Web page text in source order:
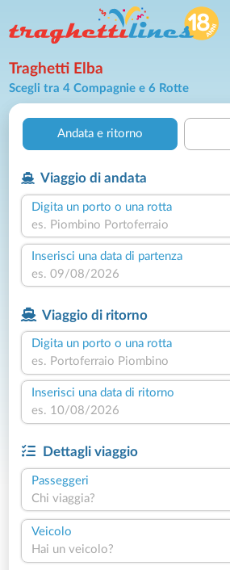
Traghetti Elba
Scegli tra 4 Compagnie e 6 Rotte
Andata e ritorno
Viaggio di andata
Digita un porto o una rotta
Inserisci una data di partenza
Viaggio di ritorno
Digita un porto o una rotta
Inserisci una data di ritorno
Dettagli viaggio
Passeggeri
Chi viaggia?
Veicolo
Hai un veicolo?